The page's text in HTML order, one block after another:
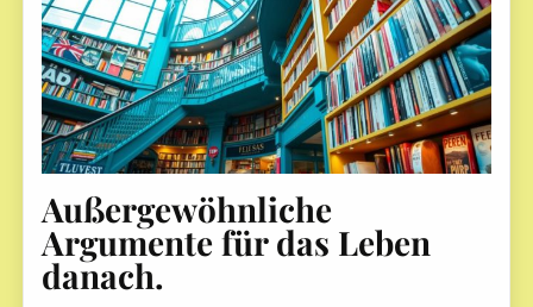
Außergewöhnliche
Argumente für das Leben
danach.